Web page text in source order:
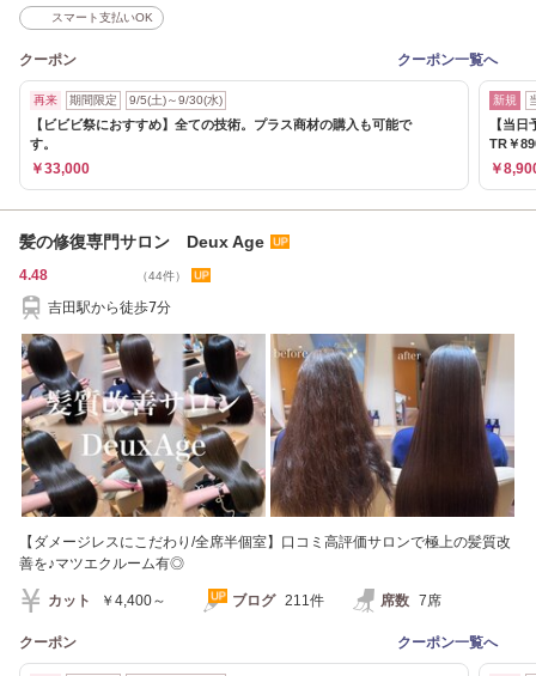
スマート支払いOK
クーポン クーポン一覧へ
再来 期間限定 9/5(土)～9/30(水)
【ビビビ祭におすすめ】全ての技術。プラス商材の購入も可能で
す。
￥33,000
新規
【当
TR￥
￥
髪の修復専門サロン Deux Age
4.48 （44件）
吉田駅から徒歩7分
【ダメージレスにこだわり/全席半個室】口コミ高評価サロンで極上の髪質改
善を♪マツエクルーム有◎
カット ￥4,400～ ブログ 211件 席数 7席
クーポン クーポン一覧へ